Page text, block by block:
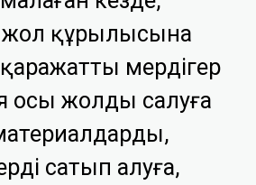
құрылысына
мердігер
осы жолды салуға
сатып алуға,